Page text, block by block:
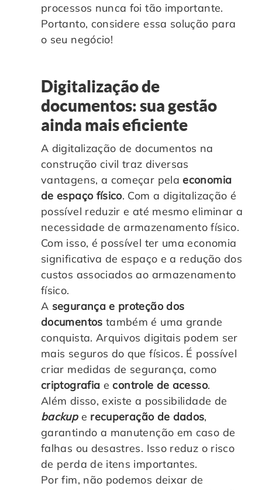
processos nunca foi tão importante.
Portanto, considere essa solução para
o seu negócio!
Digitalização de
documentos: sua gestão
ainda mais eficiente
A digitalização de documentos na
construção civil traz diversas
vantagens, a começar pela economia
de espaço físico. Com a digitalização é
possível reduzir e até mesmo eliminar a
necessidade de armazenamento físico.
Com isso, é possível ter uma economia
significativa de espaço e a redução dos
custos associados ao armazenamento
físico.
A segurança e proteção dos
documentos também é uma grande
conquista. Arquivos digitais podem ser
mais seguros do que físicos. É possível
criar medidas de segurança, como
criptografia e controle de acesso.
Além disso, existe a possibilidade de
backup e recuperação de dados,
garantindo a manutenção em caso de
falhas ou desastres. Isso reduz o risco
de perda de itens importantes.
Por fim, não podemos deixar de